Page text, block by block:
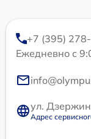
+7 (395)
Ежедневно с
ул.
Адрес